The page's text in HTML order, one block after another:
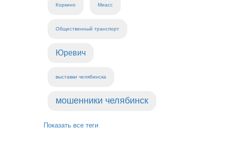
Коркино Миасс
Общественный транспорт
Юревич
выставки челябинска
мошенники челябинск
Показать все теги